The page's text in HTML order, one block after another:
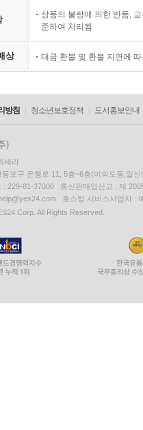
문과 답으로 정리해 독자에
상품의 불량에 의한 반품,
준하여 처리됨
상 대금 환불 및 환불 지연에
방침 청소년보호정책 도서홍보안내
세라
등포구 은행로 11, 5층~6층(여의도동,일신
: 229-81-37000 통신판매업신고 : 제
호스팅 서비스사업자 :
Corp. All Rights Reserved.